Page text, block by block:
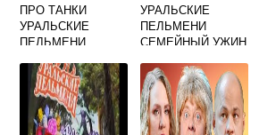
ПРО ТАНКИ
УРАЛЬСКИЕ
ПЕЛЬМЕНИ
УРАЛЬСКИЕ
ПЕЛЬМЕНИ
СЕМЕЙНЫЙ УЖИН